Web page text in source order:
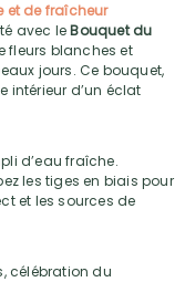
et de fraîcheur
avec leBouquet du
fleurs blanches et
jours. Ce bouquet,
intérieur d’un éclat
d’eau fraîche.
les tiges en biais pour
et les sources de
célébration du